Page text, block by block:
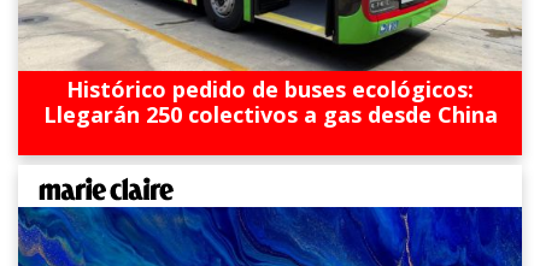
Histórico pedido de buses ecológicos:
Llegarán 250 colectivos a gas desde China